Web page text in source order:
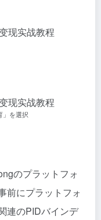
」を選択
のプラットフォ
前にプラットフォ
連のPIDバインデ